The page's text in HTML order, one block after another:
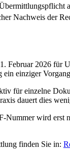
Nachweis der
Februar 2026 für
ein einziger
für einzelne
dauert dies
wird
finden Sie in: